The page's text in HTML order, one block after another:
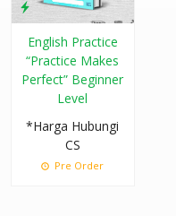
English Practice
“Practice Makes
Perfect” Beginner
Level
*Harga Hubungi
CS
Pre Order